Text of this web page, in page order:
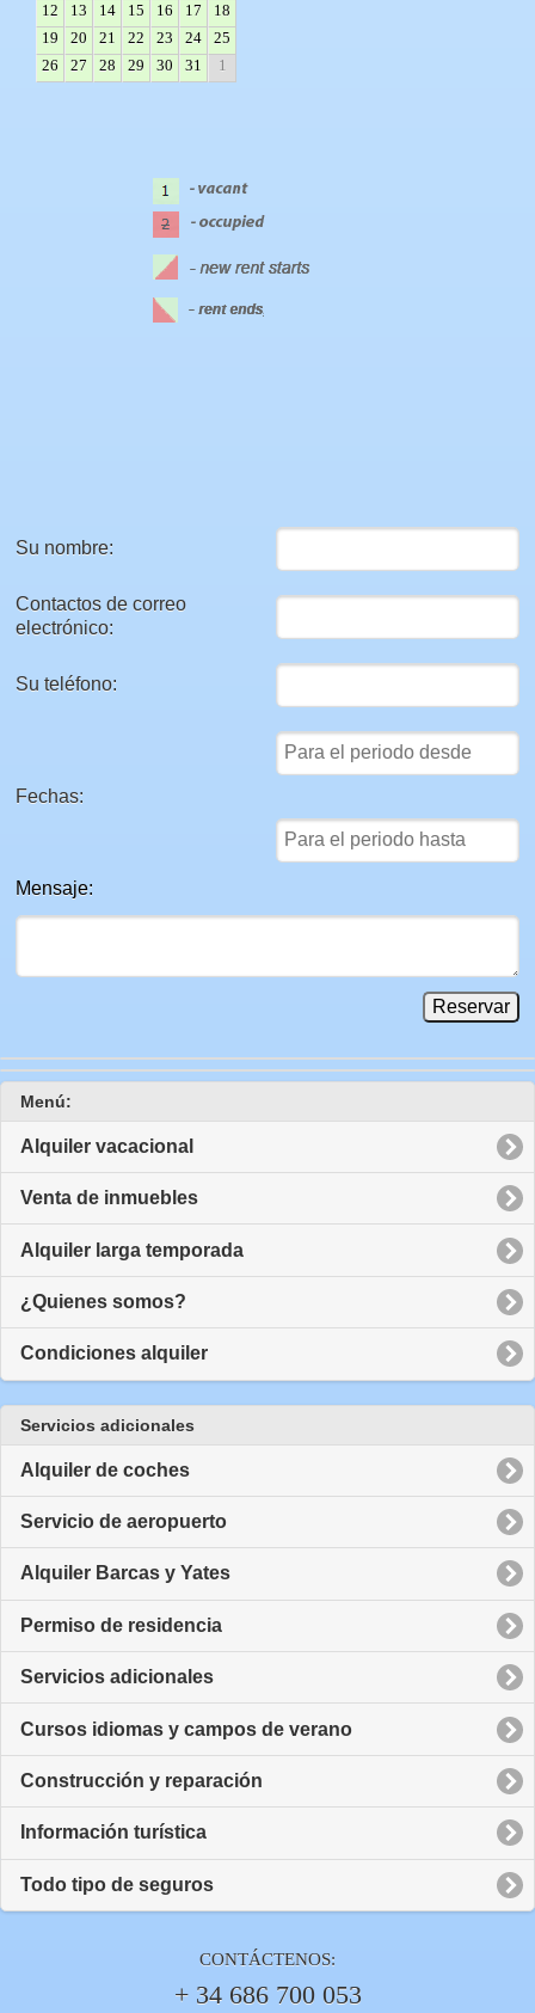
12
13 14 15 16 17
18
19
20 21 22 23 24
25
26
27 28 29 30 31 1
Su nombre:
Contactos de correo
electrónico:
Su teléfono:
Fechas:
Mensaje:
Menú:
Alquiler vacacional
Venta de inmuebles
Alquiler larga temporada
¿Quienes somos?
Condiciones alquiler
Servicios adicionales
Alquiler de coches
Servicio de aeropuerto
Alquiler Barcas y Yates
Permiso de residencia
Servicios adicionales
Cursos idiomas y campos de verano
Construcción y reparación
Información turística
Todo tipo de seguros
CONTÁCTENOS:
+ 34 686 700 053